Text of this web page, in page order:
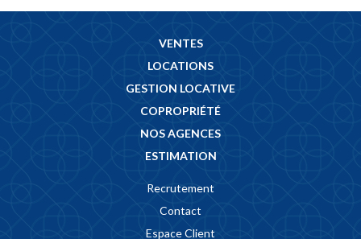
VENTES
LOCATIONS
GESTION LOCATIVE
COPROPRIÉTÉ
NOS AGENCES
ESTIMATION
Recrutement
Contact
Espace Client